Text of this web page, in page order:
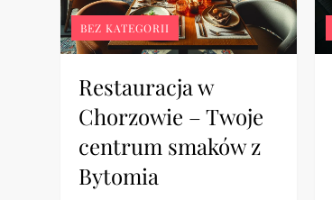
BEZ KATEGORII
Restauracja w
Chorzowie – Twoje
centrum smaków z
Bytomia